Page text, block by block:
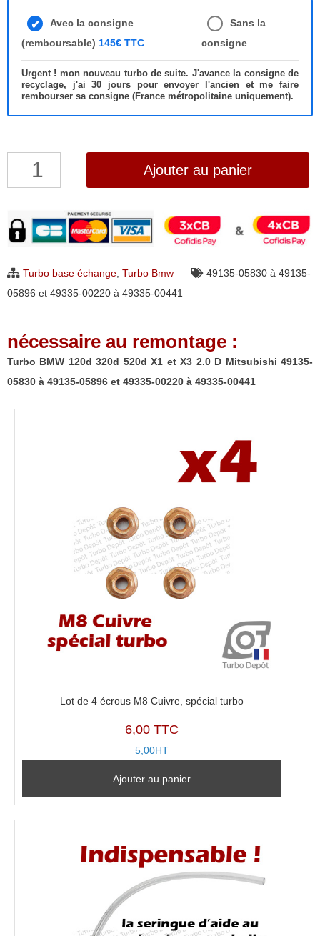
Avec la consigne
(remboursable) 145€ TTC
Sans la
consigne
Urgent ! mon nouveau turbo de suite. J'avance la consigne de
recyclage, j'ai 30 jours pour envoyer l'ancien et me faire
rembourser sa consigne (France métropolitaine uniquement).
quantité
BMW
120d
520d
X3
2.0
D
Ajouter au panier
Turbo base échange, Turbo Bmw
49135-05830 à 49135-
05896 et 49335-00220 à 49335-00441
nécessaire au remontage :
Turbo BMW 120d 320d 520d X1 et X3 2.0 D Mitsubishi 49135-
05830 à 49135-05896 et 49335-00220 à 49335-00441
Lot de 4 écrous M8 Cuivre, spécial turbo
6,00 TTC
5,00HT
Ajouter au panier